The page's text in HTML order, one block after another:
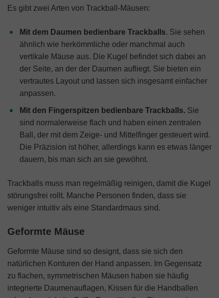
Es gibt zwei Arten von Trackball-Mäusen:
Mit dem Daumen bedienbare Trackballs. Sie sehen
ähnlich wie herkömmliche oder manchmal auch
vertikale Mäuse aus. Die Kugel befindet sich dabei an
der Seite, an der der Daumen aufliegt. Sie bieten ein
vertrautes Layout und lassen sich insgesamt einfacher
anpassen.
Mit den Fingerspitzen bedienbare Trackballs. Sie
sind normalerweise flach und haben einen zentralen
Ball, der mit dem Zeige- und Mittelfinger gesteuert wird.
Die Präzision ist höher, allerdings kann es etwas länger
dauern, bis man sich an sie gewöhnt.
Trackballs muss man regelmäßig reinigen, damit die Kugel
störungsfrei rollt. Manche Personen finden, dass sie
weniger intuitiv als eine Standardmaus sind.
Geformte Mäuse
Geformte Mäuse sind so designt, dass sie sich den
natürlichen Konturen der Hand anpassen. Im Gegensatz
zu flachen, symmetrischen Mäusen haben sie häufig
integrierte Daumenauflagen, Kissen für die Handballen